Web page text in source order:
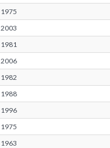
1975
2003
1981
2006
1982
1988
1996
1975
1963